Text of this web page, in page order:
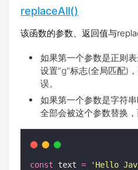
replaceAll()
该函数的参数、返回值与
如果第一个参数是正则
设置"g"标志(全局匹配)
误。
如果第一个参数是字符
全部会被这个参数替换，
const text = ' Hello